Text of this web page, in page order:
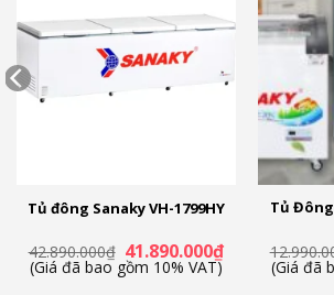
Độ ồn:45 – 55 dB
Thương hiệu của:
Việt Nam
Sản xuất tại:
Tủ đông Sanaky VH-1799HY
42.890.000₫ Giá
gốc
là:
41.890.000₫Giá
(Giá đã bao gồm 10% VAT)
Tủ Đông
(Giá đã